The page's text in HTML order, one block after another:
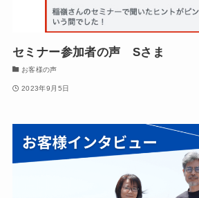
セミナー参加者の声 Sさま
お客様の声
2023年9月5日